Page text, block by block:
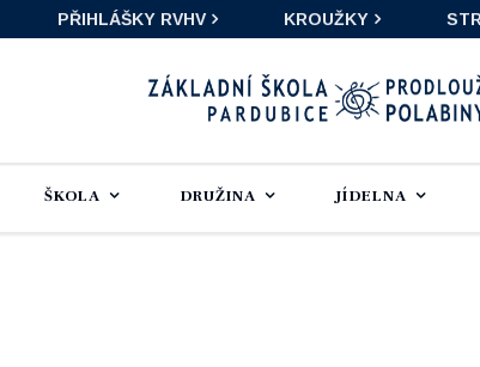
PŘIHLÁŠKY RVHV KROUŽKY
ŠKOLA DRUŽINA JÍDELNA